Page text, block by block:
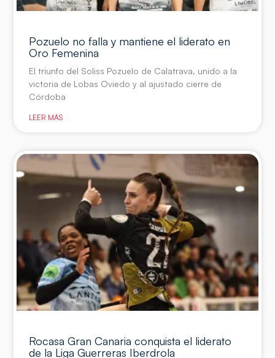
Pozuelo no falla y mantiene el liderato en
Oro Femenina
El triunfo del Soliss Pozuelo de Calatrava, unido a la
victoria de Lobas Oviedo y al ajustado cierre de
Córdoba
LEER MÁS
Rocasa Gran Canaria conquista el liderato
de la Liga Guerreras Iberdrola